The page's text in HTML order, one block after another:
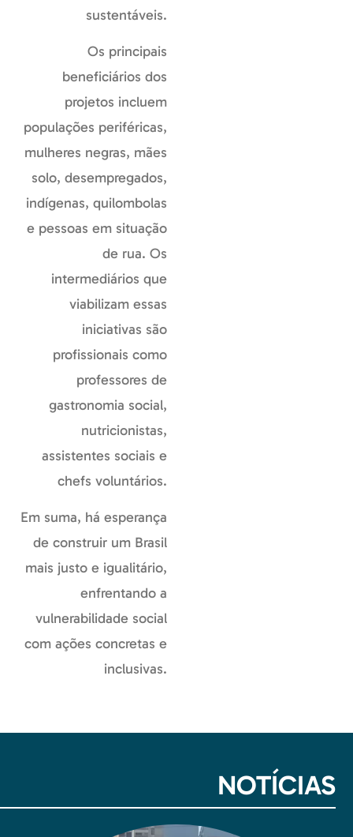
sustentáveis.
Os principais
beneficiários dos
projetos incluem
populações periféricas,
mulheres negras, mães
solo, desempregados,
indígenas, quilombolas
e pessoas em situação
de rua. Os
intermediários que
viabilizam essas
iniciativas são
profissionais como
professores de
gastronomia social,
nutricionistas,
assistentes sociais e
chefs voluntários.
Em suma, há esperança
de construir um Brasil
mais justo e igualitário,
enfrentando a
vulnerabilidade social
com ações concretas e
inclusivas.
NOTÍCIAS